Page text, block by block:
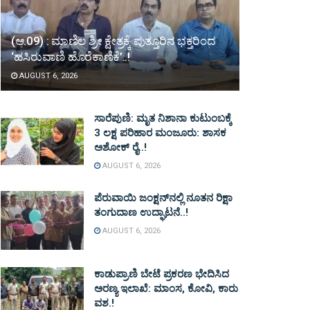
(ಆ.09) : ಮಾಣಿಲ ಶ್ರೀ ಕ್ಷೇತ್ರಕ್ಕೆ ಪುತ್ತೂರಿನ ಭಕ್ತರಿಂದ
‘ಹಸಿರುವಾಣಿ ಹೊರೆಕಾಣಿಕೆ’..!
AUGUST 6, 2026
ಸಾರೆಪುಣಿ: ಮೃತ ನಿಶಾನಾ ಕುಟುಂಬಕ್ಕೆ
3 ಲಕ್ಷ ಪರಿಹಾರ ಮಂಜೂರು: ಶಾಸಕ
ಅಶೋಕ್ ರೈ..!
AUGUST 6, 2026
ಪೆರುವಾಯಿ ಜಂಕ್ಷನ್‌ನಲ್ಲಿ ನೂತನ ರಿಕ್ಷಾ
ತಂಗುದಾಣ ಉದ್ಘಾಟನೆ..!
AUGUST 6, 2026
ಕಾಡುಪ್ರಾಣಿ ಬೇಟೆ ಪ್ರಕರಣ ಭೇದಿಸಿದ
ಅರಣ್ಯ ಇಲಾಖೆ: ಮಾಂಸ, ಕೋವಿ, ಕಾರು
ವಶ.!